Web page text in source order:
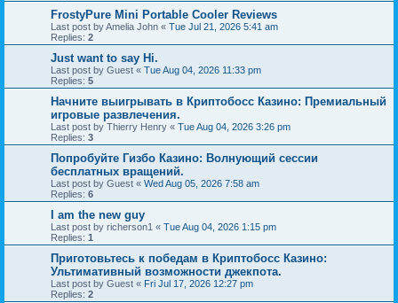
FrostyPure Mini Portable Cooler Reviews
Last post byAmelia John « Tue Jul 21, 2026 5:41 am
Replies: 2
Just want to say Hi.
Last post by Guest « Tue Aug 04, 2026 11:33 pm
Replies: 5
Начните выигрывать в Криптобосс Казино: Премиальный
игровые развлечения.
Last post by Thierry Henry « Tue Aug 04, 2026 3:26 pm
Replies: 3
Попробуйте Гизбо Казино: Волнующий сессии
бесплатных вращений.
Last post by Guest « Wed Aug 05, 2026 7:58 am
Replies: 6
I am the new guy
Last post by richerson1 « Tue Aug 04, 2026 1:15 pm
Replies: 1
Приготовьтесь к победам в Криптобосс Казино:
Ультимативный возможности джекпота.
Last post by Guest « Fri Jul 17, 2026 12:27 pm
Replies: 2